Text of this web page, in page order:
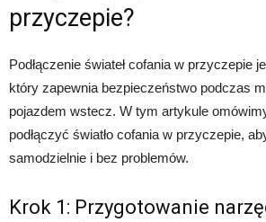
przyczepie?
Podłączenie świateł cofania w przyczepie
który zapewnia bezpieczeństwo podczas
pojazdem wstecz. W tym artykule
podłączyć światło cofania w przyczepie,
samodzielnie i bez problemów.
Krok 1: Przygotowanie